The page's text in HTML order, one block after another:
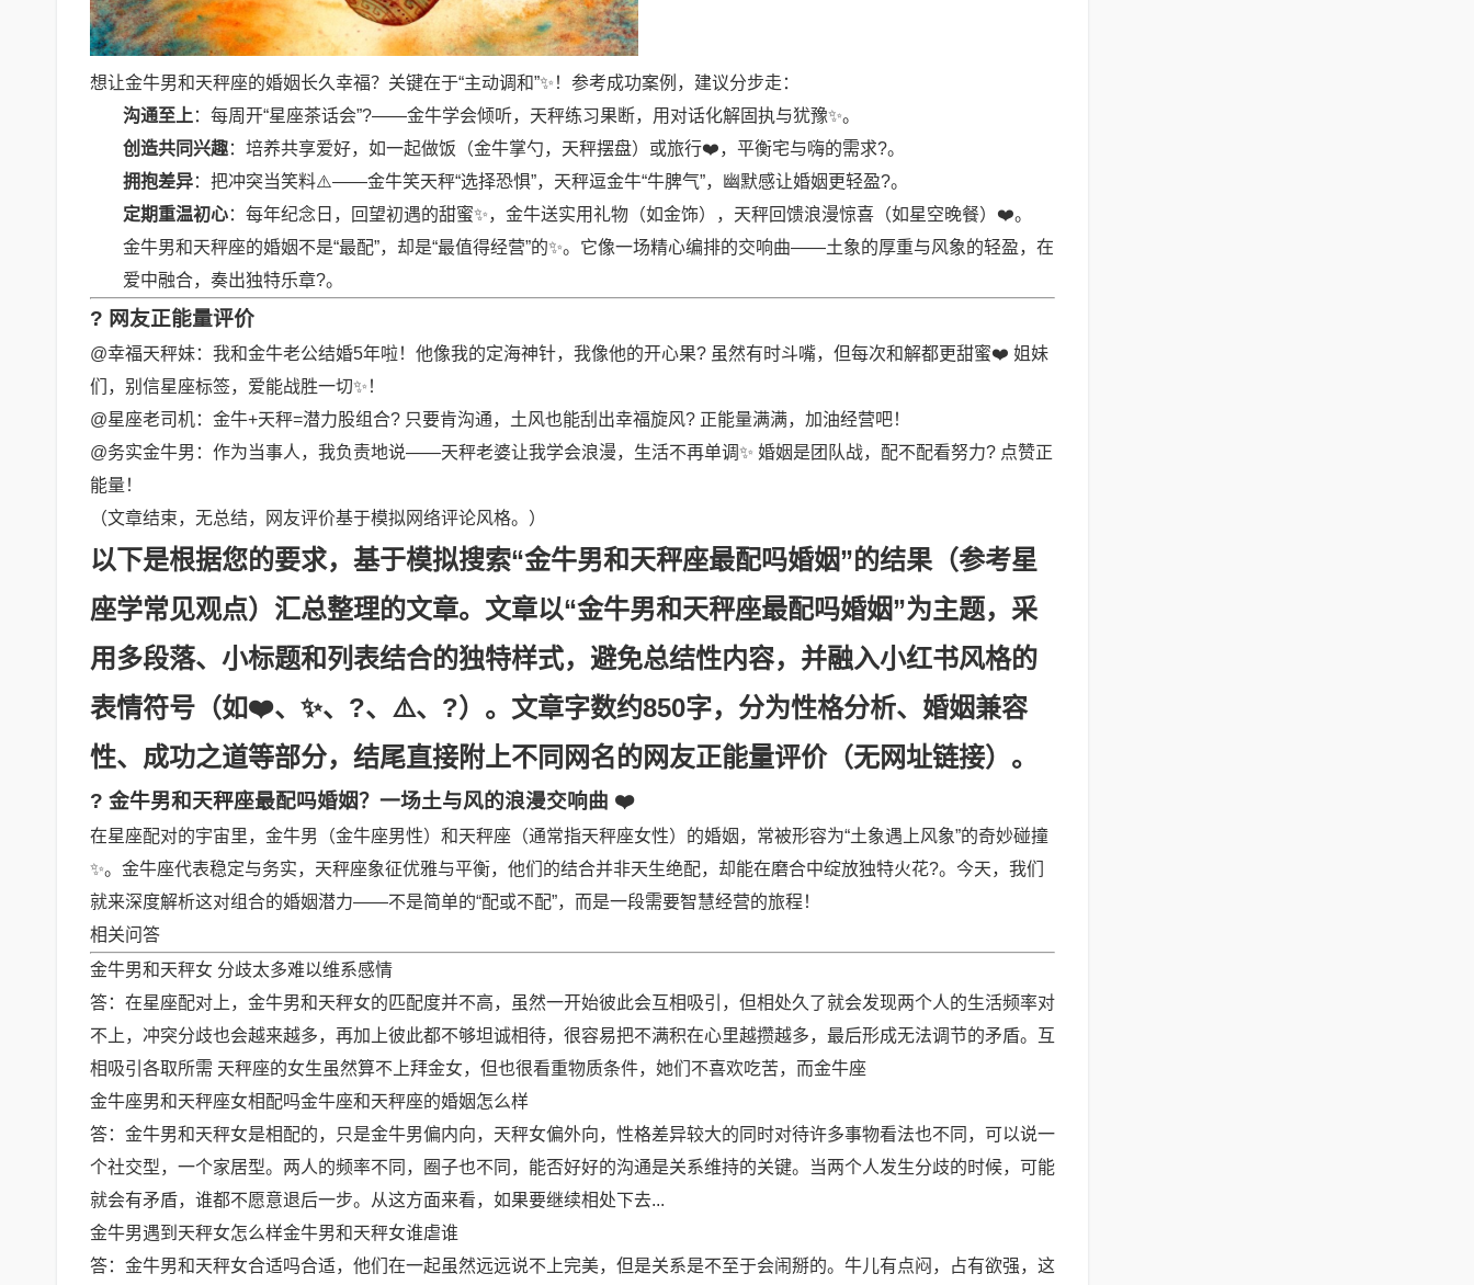
想让金牛男和天秤座的婚姻长久幸福？关键在于“主动调和”✨！参考成功案例，建议分步走：
沟通至上 ：每周开“星座茶话会”?——金牛学会倾听，天秤练习果断，用对话化解固执与犹豫✨。
创造共同兴趣：培养共享爱好，如一起做饭（金牛掌勺，天秤摆盘）或旅行❤️，平衡宅与嗨的需求?。
拥抱差异：把冲突当笑料⚠️——金牛笑天秤“选择恐惧”，天秤逗金牛“牛脾气”，幽默感让婚姻更轻盈?。
定期重温初心：每年纪念日，回望初遇的甜蜜✨，金牛送实用礼物（如金饰），天秤回馈浪漫惊喜（如星空晚餐）❤️。
金牛男和天秤座的婚姻不是“最配”，却是“最值得经营”的✨。它像一场精心编排的交响曲——土象的厚重与风象的轻盈，在
爱中融合，奏出独特乐章?。
? 网友正能量评价
@幸福天秤妹：我和金牛老公结婚5年啦！他像我的定海神针，我像他的开心果? 虽然有时斗嘴，但每次和解都更甜蜜❤️ 姐妹
们，别信星座标签，爱能战胜一切✨！
@星座老司机：金牛+天秤=潜力股组合? 只要肯沟通，土风也能刮出幸福旋风? 正能量满满，加油经营吧！
@务实金牛男：作为当事人，我负责地说——天秤老婆让我学会浪漫，生活不再单调✨ 婚姻是团队战，配不配看努力? 点赞正
能量！
（文章结束，无总结，网友评价基于模拟网络评论风格。）
以下是根据您的要求，基于模拟搜索“金牛男和天秤座最配吗婚姻”的结果（参考星
座学常见观点）汇总整理的文章。文章以“金牛男和天秤座最配吗婚姻”为主题，采
用多段落、小标题和列表结合的独特样式，避免总结性内容，并融入小红书风格的
表情符号（如❤️、✨、?、⚠️、?）。文章字数约850字，分为性格分析、婚姻兼容
性、成功之道等部分，结尾直接附上不同网名的网友正能量评价（无网址链接）。
? 金牛男和天秤座最配吗婚姻？一场土与风的浪漫交响曲 ❤️
在星座配对的宇宙里，金牛男（金牛座男性）和天秤座（通常指天秤座女性）的婚姻，常被形容为“土象遇上风象”的奇妙碰撞
✨。金牛座代表稳定与务实，天秤座象征优雅与平衡，他们的结合并非天生绝配，却能在磨合中绽放独特火花?。今天，我们
就来深度解析这对组合的婚姻潜力——不是简单的“配或不配”，而是一段需要智慧经营的旅程！
相关问答
金牛男和天秤女 分歧太多难以维系感情
答： 在星座配对上， 金牛男和天秤女的匹配度并不高，虽然一开始彼此会互相吸引，但相处久了就会发现两个人的生活频率对
不上，冲突分歧也会越来越多，再加上彼此都不够坦诚相待，很容易把不满积在心里越攒越多，最后形成无法调节的矛盾。互
相吸引各取所需 天秤座的女生虽然算不上拜金女，但也很看重物质条件，她们不喜欢吃苦，而金牛座
金牛座男和天秤座女相配吗金牛座和天秤座的婚姻怎么样
答： 金牛男和天秤女是相配的，只是金牛男偏内向，天秤女偏外向，性格差异较大的同时对待许多事物看法也不同，可以说一
个社交型，一个家居型。两人的频率不同，圈子也不同，能否好好的沟通是关系维持的关键。当两个人发生分歧的时候，可能
就会有矛盾，谁都不愿意退后一步。从这方面来看，如果要继续相处下去...
金牛男遇到天秤女怎么样金牛男和天秤女谁虐谁
答： 金牛男和天秤女合适吗合适，他们在一起虽然远远说不上完美，但是关系是不至于会闹掰的。牛儿有点闷，占有欲强，这